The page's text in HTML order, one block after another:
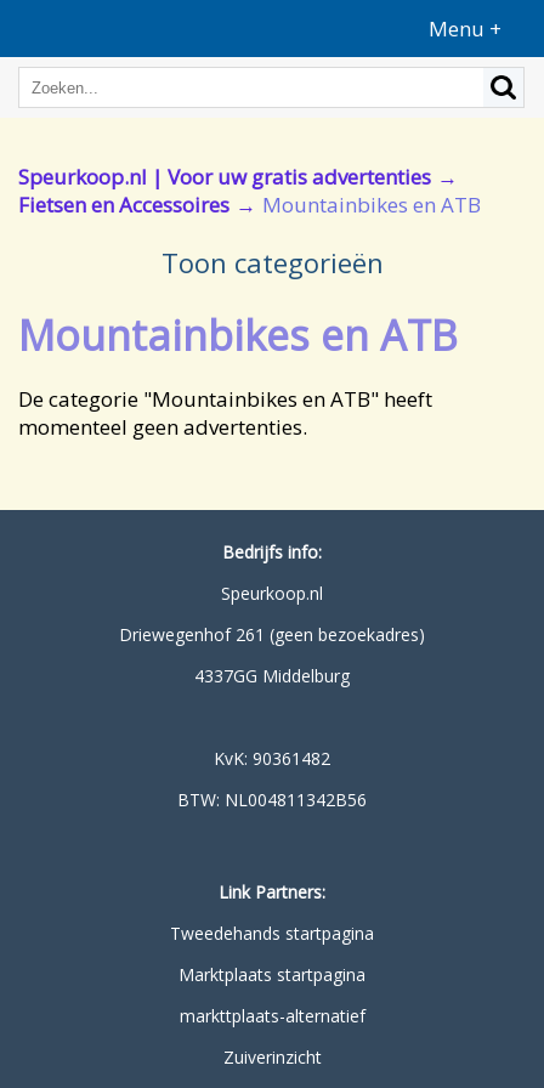
Menu +
Speurkoop.nl | Voor uw gratis advertenties
Fietsen en Accessoires
Mountainbikes en ATB
Toon categorieën
Mountainbikes en ATB
De categorie "Mountainbikes en ATB" heeft
momenteel geen advertenties.
Bedrijfs info:
Speurkoop.nl
Driewegenhof 261 (geen bezoekadres)
4337GG Middelburg
KvK: 90361482
BTW: NL004811342B56
Link Partners:
Tweedehands startpagina
Marktplaats startpagina
markttplaats-alternatief
Zuiverinzicht